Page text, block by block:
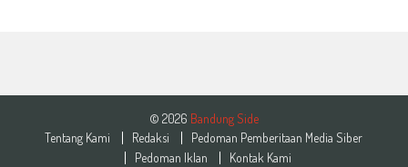
© 2026 Bandung Side
Tentang Kami
Redaksi
Pedoman Pemberitaan Media Siber
Pedoman Iklan
Kontak Kami